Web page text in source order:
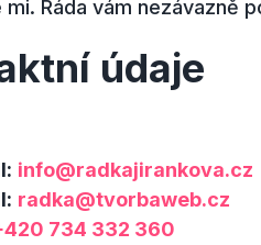
Ráda vám nezávazně
údaje
info@radkajirankova.cz
radka@tvorbaweb.cz
734 332 360